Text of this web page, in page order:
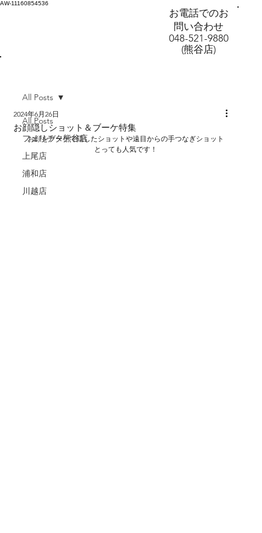
AW-11160854536
お電話でのお
問い合わせ
048-521-9880
(熊谷店)
All Posts
フェリチタ熊谷店
上尾店
浦和店
川越店
All Posts
お顔隠しショット＆ブーケ特集
2024年6月26日
お顔をブーケで隠したショットや遠目からの手つなぎショット
とっても人気です！